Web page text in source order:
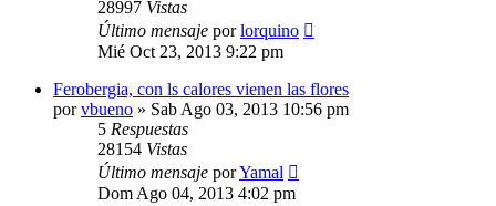
28997 Vistas
Último mensaje porlorquino
Mié Oct 23, 2013 9:22 pm
Ferobergia, con ls calores vienen las flores
porvbueno » Sab Ago 03, 2013 10:56 pm
5 Respuestas
28154 Vistas
Último mensaje porYamal
Dom Ago 04, 2013 4:02 pm